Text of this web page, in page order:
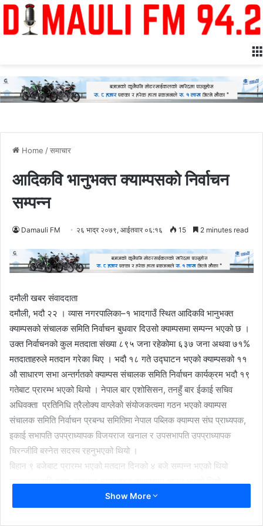
Home /समाचार
आदिकवि भानुभक्त क्याम्पसको निर्वाचन
सम्पन्न
Damauli FM २६ भाद्र २०७९, आईतवार ०६:१६ 15 2 minutes read
दमौली खबर संवाददाता
दमौली, भदौ २२ । व्यास नगरपालिका–१ भादगाउँ स्थित आदिकवि भानुभक्त
क्याम्पसको संचालक समिति निर्वाचन बुधवार दिउसो क्याम्पसमा सम्पन्न भएको छ ।
उक्त निर्वाचनको कुल मतदाता संख्या ८९५ जना रहेकोमा ६३७ जना अथवा ७१%
मतदाताहरुले मतदान गरेका थिए । भदौ १८ गते उद्घाटन भएको क्याम्पसको ११
औ साधारण सभा अन्तर्गतको क्याम्पस संचालक समिति निर्वाचन कार्यक्रम भदौ १९
गतेबाट प्रारम्भ भएको थियो । नेपाल बार एशोसिसन, तनहुँ बार ईकाई सचिव
अधिवक्ता प्रतिनिधि त्रैलोक्य वाग्लेको संयोजकत्वमा गठन भएको क्याम्पस
संचालक समिति निर्वाचन प्रबन्ध समितिमा नेपाल पब्लिक क्याम्पस संघ प्राध्यपक,
इकाई सभापति उपप्राध्यापक विजयराज खनाल र उपसभापति उपप्राध्यापक
चिरन्जीवि बस्नेत सदस्य रहनुभएको थियो ।
बिहान ९ बजेबाट प्रारम्भ भएको मतदान दिनको ४ बजे सम्पन्न भएको थियो
मतदानकालागि टाढा–टाढाबाट मतदाताहरु क्याम्पसमा आउनु भएको थियो ।
क्याम्पस नियावली अनुसार ०६३ साल पहिला २ हजार, ०६३ साल पछि ५ हजार र
Show More